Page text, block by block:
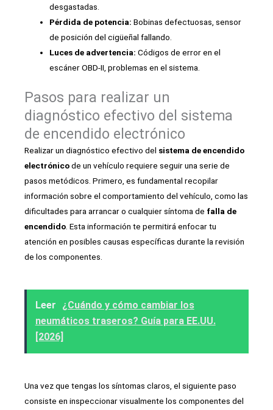
desgastadas.
Pérdida de potencia: Bobinas defectuosas, sensor
de posición del cigüeñal fallando.
Luces de advertencia: Códigos de error en el
escáner OBD-II, problemas en el sistema.
Pasos para realizar un
diagnóstico efectivo del sistema
de encendido electrónico
Realizar un diagnóstico efectivo del sistema de encendido
electrónicode un vehículo requiere seguir una serie de
pasos metódicos. Primero, es fundamental recopilar
información sobre el comportamiento del vehículo, como las
dificultades para arrancar o cualquier síntoma de falla de
encendido . Esta información te permitirá enfocar tu
atención en posibles causas específicas durante la revisión
de los componentes.
Leer
¿Cuándo y cómo cambiar los
neumáticos traseros? Guía para EE.UU.
[2026]
Una vez que tengas los síntomas claros, el siguiente paso
consiste en inspeccionar visualmente los componentes del